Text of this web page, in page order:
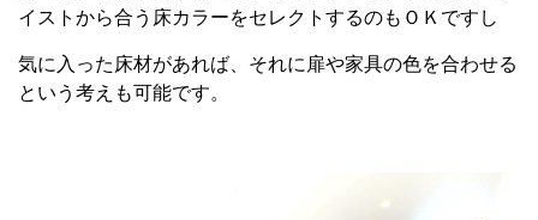
イストから合う床カラーをセレクトするのもＯＫですし
気に入った床材があれば、それに扉や家具の色を合わせる
という考えも可能です。